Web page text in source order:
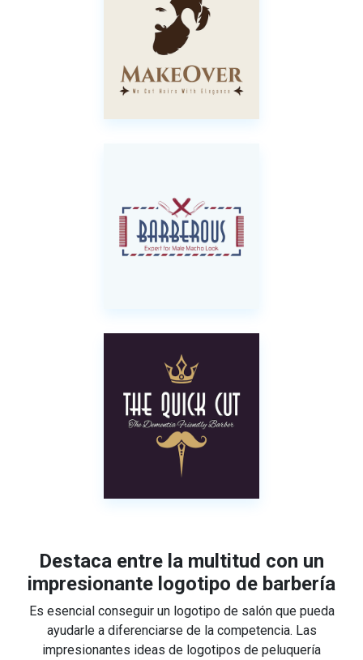
Destaca entre la multitud con un
impresionante logotipo de barbería
Es esencial conseguir un logotipo de salón que pueda
ayudarle a diferenciarse de la competencia. Las
impresionantes ideas de logotipos de peluquería